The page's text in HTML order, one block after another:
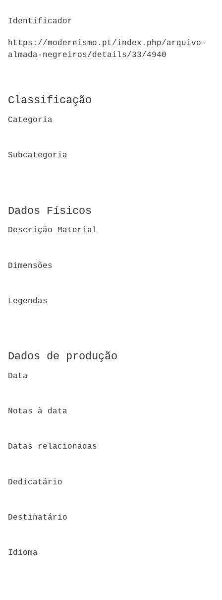
Identificador
https://modernismo.pt/index.php/arquivo-
almada-negreiros/details/33/4940
Classificação
Categoria
Subcategoria
Dados Físicos
Descrição Material
Dimensões
Legendas
Dados de produção
Data
Notas à data
Datas relacionadas
Dedicatário
Destinatário
Idioma